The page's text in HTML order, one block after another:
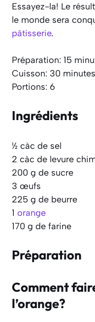
Essayez-la! Le
le monde sera
pâtisserie.
Préparation: 15
Cuisson: 30 minutes
Portions: 6
Ingrédients
½ càc de sel
2 càc de levure
200 g de sucre
3 œufs
225 g de beurre
1 orange
170 g de farine
Préparation
Comment
l’orange?